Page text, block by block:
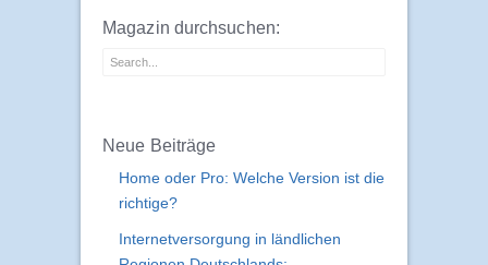
Magazin durchsuchen:
Neue Beiträge
Home oder Pro: Welche Version ist die
richtige?
Internetversorgung in ländlichen